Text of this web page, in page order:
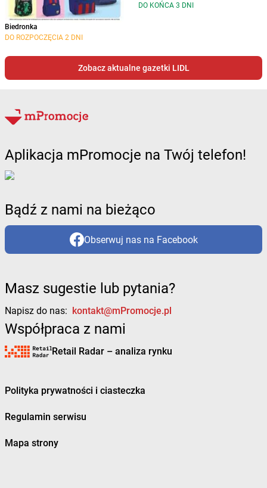
Biedronka
DO ROZPOCZĘCIA 2 DNI
DO KOŃCA 3 DNI
Zobacz aktualne gazetki LIDL
Aplikacja mPromocje na Twój telefon!
Bądź z nami na bieżąco
Obserwuj nas na Facebook
Masz sugestie lub pytania?
Napisz do nas: kontakt@mPromocje.pl
Współpraca z nami
Retail Radar – analiza rynku
Polityka prywatności i ciasteczka
Regulamin serwisu
Mapa strony